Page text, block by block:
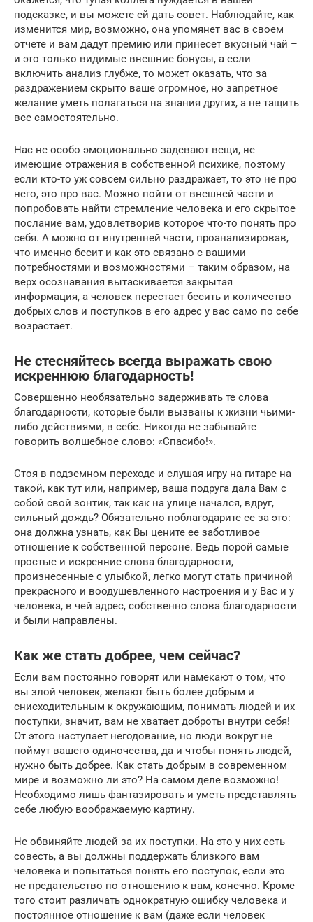
подсказке, и вы можете ей дать совет. Наблюдайте, как
изменится мир, возможно, она упомянет вас в своем
отчете и вам дадут премию или принесет вкусный чай –
и это только видимые внешние бонусы, а если
включить анализ глубже, то может оказать, что за
раздражением скрыто ваше огромное, но запретное
желание уметь полагаться на знания других, а не тащить
все самостоятельно.
Нас не особо эмоционально задевают вещи, не
имеющие отражения в собственной психике, поэтому
если кто-то уж совсем сильно раздражает, то это не про
него, это про вас. Можно пойти от внешней части и
попробовать найти стремление человека и его скрытое
послание вам, удовлетворив которое что-то понять про
себя. А можно от внутренней части, проанализировав,
что именно бесит и как это связано с вашими
потребностями и возможностями – таким образом, на
верх осознавания вытаскивается закрытая
информация, а человек перестает бесить и количество
добрых слов и поступков в его адрес у вас само по себе
возрастает.
Не стесняйтесь всегда выражать свою
искреннюю благодарность!
Совершенно необязательно задерживать те слова
благодарности, которые были вызваны к жизни чьими-
либо действиями, в себе. Никогда не забывайте
говорить волшебное слово: «Спасибо!».
Стоя в подземном переходе и слушая игру на гитаре на
такой, как тут или, например, ваша подруга дала Вам с
собой свой зонтик, так как на улице начался, вдруг,
сильный дождь? Обязательно поблагодарите ее за это:
она должна узнать, как Вы цените ее заботливое
отношение к собственной персоне. Ведь порой самые
простые и искренние слова благодарности,
произнесенные с улыбкой, легко могут стать причиной
прекрасного и воодушевленного настроения и у Вас и у
человека, в чей адрес, собственно слова благодарности
и были направлены.
Как же стать добрее, чем сейчас?
Если вам постоянно говорят или намекают о том, что
вы злой человек, желают быть более добрым и
снисходительным к окружающим, понимать людей и их
поступки, значит, вам не хватает доброты внутри себя!
От этого наступает негодование, но люди вокруг не
поймут вашего одиночества, да и чтобы понять людей,
нужно быть добрее. Как стать добрым в современном
мире и возможно ли это? На самом деле возможно!
Необходимо лишь фантазировать и уметь представлять
себе любую воображаемую картину.
Не обвиняйте людей за их поступки. На это у них есть
совесть, а вы должны поддержать близкого вам
человека и попытаться понять его поступок, если это
не предательство по отношению к вам, конечно. Кроме
того стоит различать однократную ошибку человека и
постоянное отношение к вам (даже если человек